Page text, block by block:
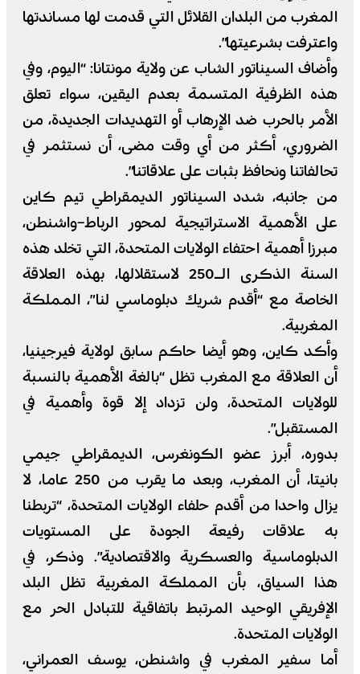
المغرب من البلدان القلائل التي قدمت لها مساندتها
واعترفت بشرعيتها”.
وأضاف السيناتور الشاب عن ولاية مونتانا: “اليوم، وفي
هذه الظرفية المتسمة بعدم اليقين، سواء تعلق
الأمر بالحرب ضد الإرهاب أو التهديدات الجديدة، من
الضروري، أكثر من أي وقت مضى، أن نستثمر في
تحالفاتنا ونحافظ بثبات على علاقاتنا”.
من جانبه، شدد السيناتور الديمقراطي تيم كاين
على الأهمية الاستراتيجية لمحور الرباط–واشنطن،
مبرزا أهمية احتفاء الولايات المتحدة، التي تخلد هذه
السنة الذكرى الـ250 لاستقلالها، بهذه العلاقة
الخاصة مع “أقدم شريك دبلوماسي لنا”، المملكة
المغربية.
وأكد كاين، وهو أيضا حاكم سابق لولاية فيرجينيا،
أن العلاقة مع المغرب تظل “بالغة الأهمية بالنسبة
للولايات المتحدة، ولن تزداد إلا قوة وأهمية في
المستقبل”.
بدوره، أبرز عضو الكونغرس، الديمقراطي جيمي
بانيتا، أن المغرب، وبعد ما يقرب من 250 عاما، لا
يزال واحدا من أقدم حلفاء الولايات المتحدة، “تربطنا
به علاقات رفيعة الجودة على المستويات
الدبلوماسية والعسكرية والاقتصادية”. وذكر، في
هذا السياق، بأن المملكة المغربية تظل البلد
الإفريقي الوحيد المرتبط باتفاقية للتبادل الحر مع
الولايات المتحدة.
أما سفير المغرب في واشنطن، يوسف العمراني،